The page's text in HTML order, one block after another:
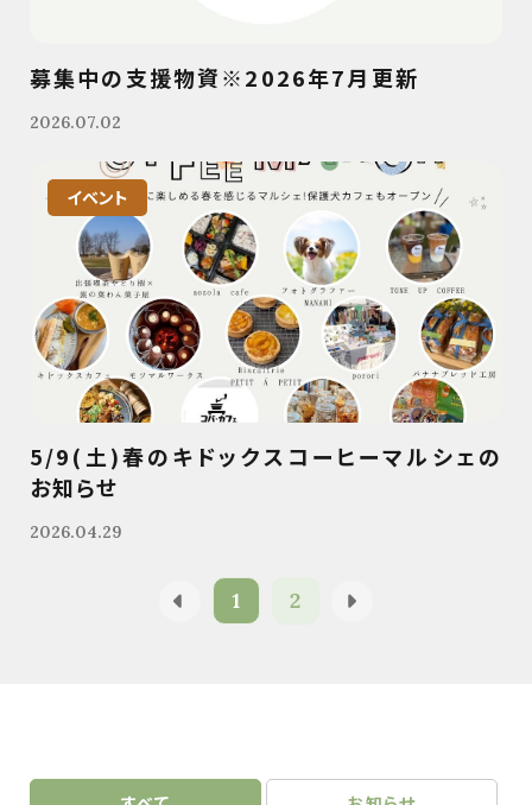
募集中の支援物資※2026年7月更新
2026.07.02
イベント
5/9(土)春のキドックスコーヒーマルシェの
お知らせ
2026.04.29
1 2